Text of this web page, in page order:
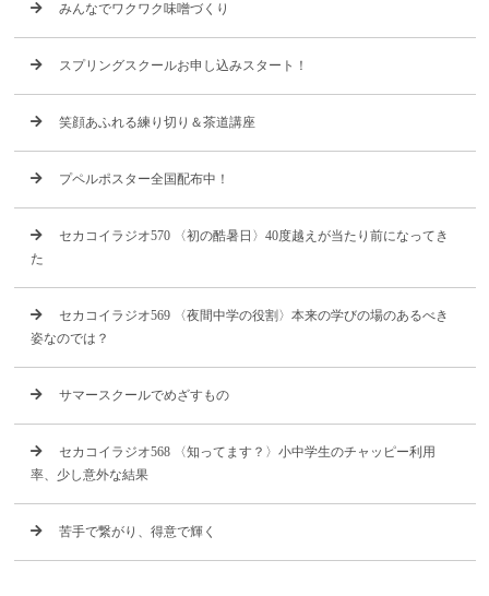
みんなでワクワク味噌づくり
スプリングスクールお申し込みスタート！
笑顔あふれる練り切り＆茶道講座
プペルポスター全国配布中！
セカコイラジオ570 〈初の酷暑日〉40度越えが当たり前になってき
た
セカコイラジオ569 〈夜間中学の役割〉本来の学びの場のあるべき
姿なのでは？
サマースクールでめざすもの
セカコイラジオ568 〈知ってます？〉小中学生のチャッピー利用
率、少し意外な結果
苦手で繋がり、得意で輝く